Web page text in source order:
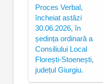
Proces Verbal,
încheiat astăzi
30.06.2026, în
ședința ordinară a
Consiliului Local
Florești-Stoenești,
județul Giurgiu.